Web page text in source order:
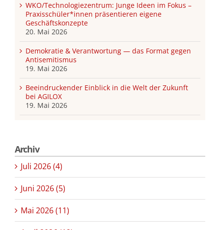
WKO/Technologiezentrum: Junge Ideen im Fokus –
Praxisschüler*innen präsentieren eigene
Geschäftskonzepte
20. Mai 2026
Demokratie & Verantwortung — das Format gegen
Antisemitismus
19. Mai 2026
Beeindruckender Einblick in die Welt der Zukunft
bei AGILOX
19. Mai 2026
Archiv
Juli 2026 (4)
Juni 2026 (5)
Mai 2026 (11)